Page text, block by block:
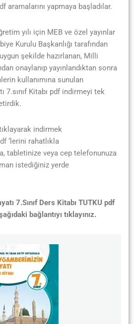
aramalarını yapmaya başladılar.
yılı için MEB ve özel yayınlar
Kurulu Başkanlığı tarafından
şekilde hazırlanan, Milli
onaylanıp yayınlandıktan sonra
kullanımına sunulan
7.sınıf Kitabı pdf indirmeyi tek
indirmek
‘lerini rahatlıkla
tabletinize veya cep telefonunuza
istediğiniz yerde
7.Sınıf Ders Kitabı TUTKU pdf
bağlantıyı tıklayınız.